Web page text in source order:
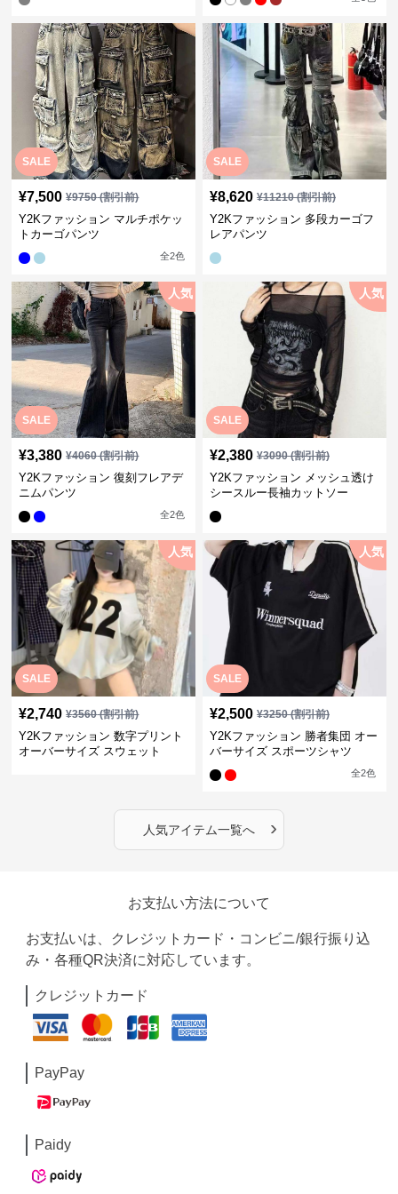
SALE
¥7,500 ¥9750(割引前)
Y2Kファッション マルチポケッ
トカーゴパンツ
全2色
SALE
¥8,620 ¥11210(割引前)
Y2Kファッション 多段カーゴフ
レアパンツ
SALE
人気
¥3,380 ¥4060(割引前)
Y2Kファッション 復刻フレアデ
ニムパンツ
全2色
SALE
人気
¥2,380 ¥3090(割引前)
Y2Kファッション メッシュ透け
シースルー長袖カットソー
SALE
人気
¥2,740 ¥3560(割引前)
Y2Kファッション 数字プリント
オーバーサイズ スウェット
SALE
人気
¥2,500 ¥3250(割引前)
Y2Kファッション 勝者集団 オー
バーサイズ スポーツシャツ
全2色
人気アイテム一覧へ ›
お支払い方法について
お支払いは、クレジットカード・コンビニ/銀行振り込
み・各種QR決済に対応しています。
クレジットカード
PayPay
Paidy